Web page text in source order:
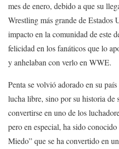
mes de enero, debido a que su
Wrestling más grande de Estados
impacto en la comunidad de este
felicidad en los fanáticos que lo
y anhelaban con verlo en WWE.
Penta se volvió adorado en su
lucha libre, sino por su historia de
convertirse en uno de los
pero en especial, ha sido
Miedo” que se ha convertido en